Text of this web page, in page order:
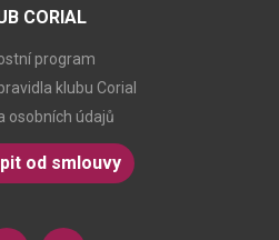
CORIAL
program
klubu Corial
osobních údajů
od smlouvy